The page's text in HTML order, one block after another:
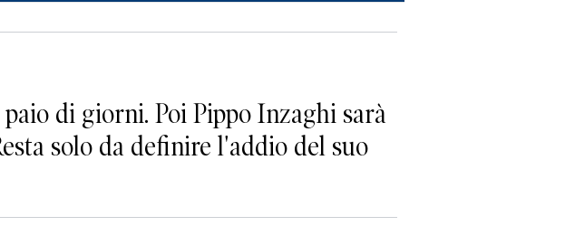
di giorni. Poi Pippo Inzaghi sarà
solo da definire l'addio del suo